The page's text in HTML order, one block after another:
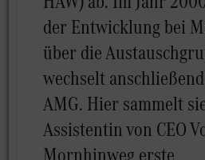
der Entwicklung bei
über die
wechselt
AMG. Hier sammelt
Assistentin von CEO